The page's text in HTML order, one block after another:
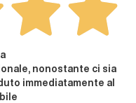
nonostante ci sia
immediatamente al